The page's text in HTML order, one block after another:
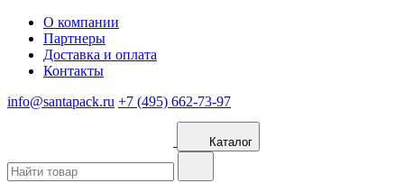
О компании
Партнеры
Доставка и оплата
Контакты
info@santapack.ru +7 (495) 662-73-97
Каталог